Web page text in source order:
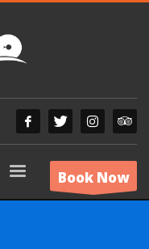
Book Now